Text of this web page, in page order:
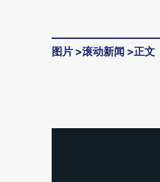
图片 >滚动新闻 >正文